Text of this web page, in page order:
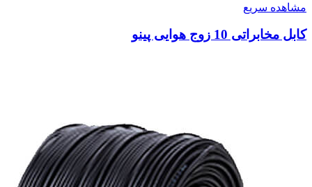
مشاهده سریع
کابل مخابراتی 10 زوج هوایی پینو